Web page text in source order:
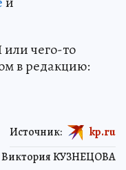
чего-то
в редакцию:
Виктория КУЗНЕЦОВА
Источник: kp.ru